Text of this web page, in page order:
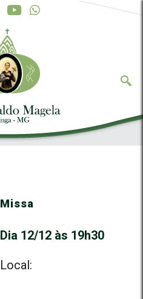
Missa
Dia 12/12 às 19h30
Local: